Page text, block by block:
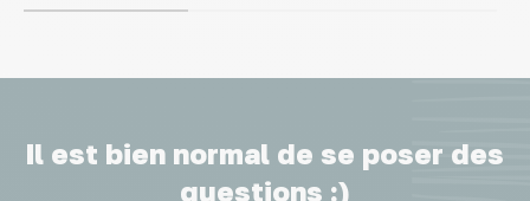
Il est bien normal de se poser des
questions :)